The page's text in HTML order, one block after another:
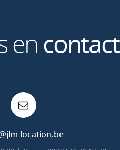
en contact
location.be